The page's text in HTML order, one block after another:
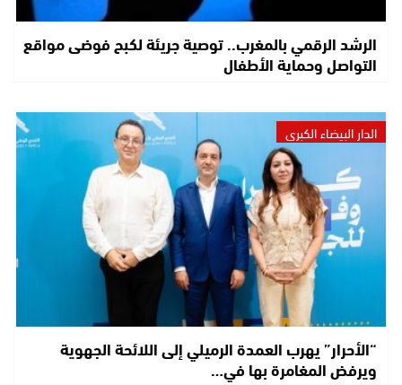
الرشد الرقمي بالمغرب.. توصية جريئة لكبح فوضى مواقع
التواصل وحماية الأطفال
الدار البيضاء الكبرى
“الأحرار” يهرب العمدة الرميلي إلى اللائحة الجهوية
ويرفض المغامرة بها في…